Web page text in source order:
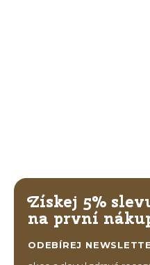
Získej 5%
na první
ODEBÍREJ